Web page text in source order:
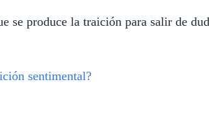
se produce la traición para salir de
sentimental?